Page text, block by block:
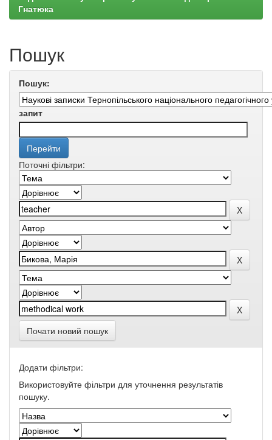
Гнатюка
Пошук
Пошук:
запит
Поточні фільтри:
Почати новий пошук
Додати фільтри:
Використовуйте фільтри для уточнення результатів
пошуку.